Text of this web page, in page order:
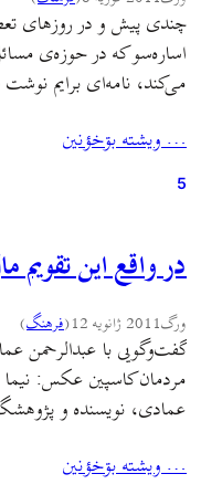
چندی پیش و در روزهای
اساره‌سو که در حوزه‌ی
می‌کند، نامه‌ای برایم نوشت
مسأله نیز هست در ورگ
نامه را با…
… ويشته بۊخؤنين
5
در واقع این
ورگ2011 ژانویه 12 (فرهنگ)
گفت‌وگویی با عبدالرحمن
مردمان کاسپین عکس: نیما
روستا، روانه رودسر، رشت
… ويشته بۊخؤنين